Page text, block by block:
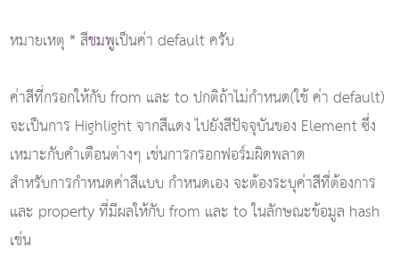
หมายเหตุ * สีชมพูเป็นค่า default ครับ
ค่าสีที่กรอกให้กับ from และ to ปกติถ้าไม่กำหนด(ใช้ ค่า default)
จะเป็นการ Highlight จากสีแดง ไปยังสีปัจจุบันของ Element ซึ่ง
เหมาะกับคำเตือนต่างๆ เช่นการกรอกฟอร์มผิดพลาด
สำหรับการกำหนดค่าสีแบบ กำหนดเอง จะต้องระบุค่าสีที่ต้องการ
และ property ที่มีผลให้กับ from และ to ในลักษณะข้อมูล hash
เช่น